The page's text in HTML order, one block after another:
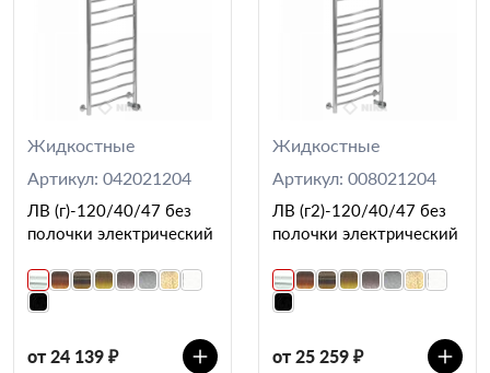
Жидкостные
Артикул: 042021204
ЛВ (г)-120/40/47 без
полочки электрический
от 24 139 ₽
Жидкостные
Артикул: 008021204
ЛВ (г2)-120/40/47 без
полочки электрический
от 25 259 ₽